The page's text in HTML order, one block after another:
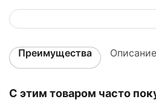
Преимущества Описание
С этим товаром часто